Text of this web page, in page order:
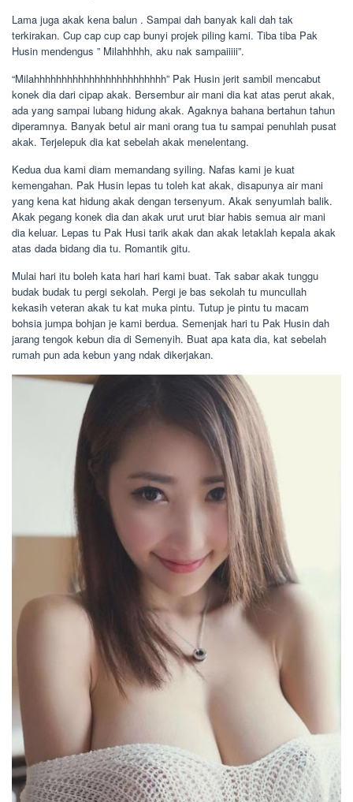
Lama juga akak kena balun . Sampai dah banyak kali dah tak
terkirakan. Cup cap cup cap bunyi projek piling kami. Tiba tiba Pak
Husin mendengus ” Milahhhhh, aku nak sampaiiiii”.
“Milahhhhhhhhhhhhhhhhhhhhhhhh” Pak Husin jerit sambil mencabut
konek dia dari cipap akak. Bersembur air mani dia kat atas perut akak,
ada yang sampai lubang hidung akak. Agaknya bahana bertahun tahun
diperamnya. Banyak betul air mani orang tua tu sampai penuhlah pusat
akak. Terjelepuk dia kat sebelah akak menelentang.
Kedua dua kami diam memandang syiling. Nafas kami je kuat
kemengahan. Pak Husin lepas tu toleh kat akak, disapunya air mani
yang kena kat hidung akak dengan tersenyum. Akak senyumlah balik.
Akak pegang konek dia dan akak urut urut biar habis semua air mani
dia keluar. Lepas tu Pak Husi tarik akak dan akak letaklah kepala akak
atas dada bidang dia tu. Romantik gitu.
Mulai hari itu boleh kata hari hari kami buat. Tak sabar akak tunggu
budak budak tu pergi sekolah. Pergi je bas sekolah tu muncullah
kekasih veteran akak tu kat muka pintu. Tutup je pintu tu macam
bohsia jumpa bohjan je kami berdua. Semenjak hari tu Pak Husin dah
jarang tengok kebun dia di Semenyih. Buat apa kata dia, kat sebelah
rumah pun ada kebun yang ndak dikerjakan.